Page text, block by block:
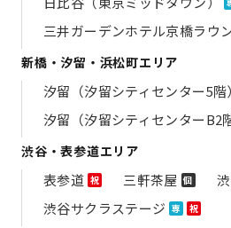
三井ガーデンホテル京橋ラウ
新橋・汐留・浜松町エリア
汐留（汐留シティセンター5階）
汐留（汐留シティセンターB2階
渋谷・表参道エリア
表参道 祝 三軒茶屋 個
渋谷サクラステージ 専 祝